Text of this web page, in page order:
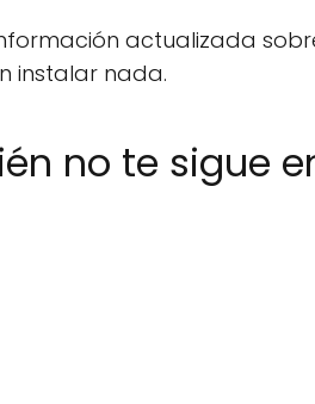
actualizada
instalar nada.
no te sigue